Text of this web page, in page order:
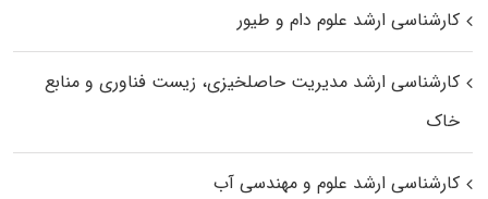
کارشناسی ارشد علوم دام و طیور
کارشناسی ارشد مدیریت حاصلخیزی، زیست فناوری و منابع
خاک
کارشناسی ارشد علوم و مهندسی آب